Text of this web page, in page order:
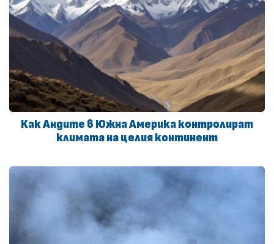
Как Андите в Южна Америка контролират
климата на целия континент